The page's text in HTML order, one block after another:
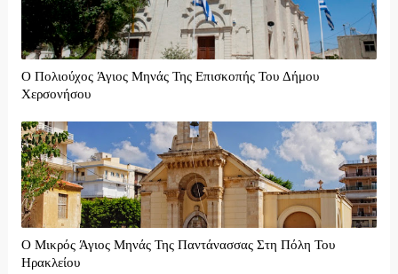
Ο Πολιούχος Άγιος Μηνάς Της Επισκοπής Του Δήμου
Χερσονήσου
Ο Μικρός Άγιος Μηνάς Της Παντάνασσας Στη Πόλη Του
Ηρακλείου